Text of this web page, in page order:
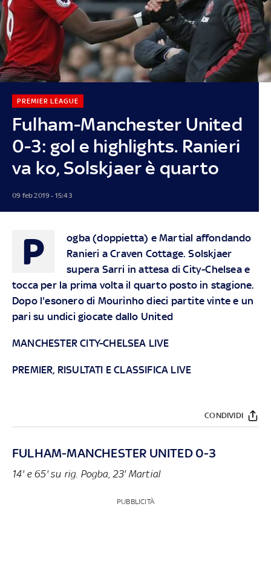
Fulham-Manchester United
0-3: gol e highlights. Ranieri
va ko, Solskjaer è quarto
PREMIER LEAGUE
09 feb 2019 - 15:43
P
ogba (doppietta) e Martial affondando
Ranieri a Craven Cottage. Solskjaer
supera Sarri in attesa di City-Chelsea e
tocca per la prima volta il quarto posto in stagione.
Dopo l'esonero di Mourinho dieci partite vinte e un
pari su undici giocate dallo United
MANCHESTER CITY-CHELSEA LIVE
PREMIER, RISULTATI E CLASSIFICA LIVE
CONDIVIDI
FULHAM-MANCHESTER UNITED 0-3
14' e 65' su rig. Pogba, 23' Martial
PUBBLICITÀ